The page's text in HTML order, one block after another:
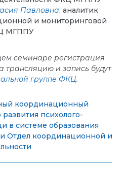
Павловна, аналитик
и мониторинговой
МГППУ
семинаре регистрация
трансляцию и запись будут
группе ФКЦ.
координационный
психолого-
в системе образования
Отдел координационной и